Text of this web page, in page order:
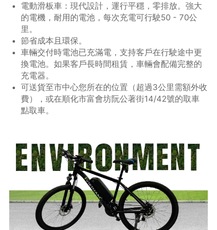
電動滑板車：現代設計，運行平穩，零排放。強大
的電機，耐用的電池，每次充電可行駛50 - 70公
里。
節省成本且環保。
車輛交付時電池已充滿電，支持客戶在行駛途中更
換電池。如果客戶長時間租賃，車輛會配備完整的
充電器。
可送貨至市中心您所在的位置（超過3公里需額外收
費），或在順化市富會坊阮公著街14/42號的取車
點取車。